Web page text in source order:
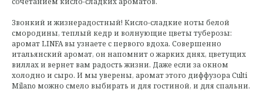
Звонкий и жизнерадостный! Кисло-сладкие ноты белой
смородины, теплый кедр и волнующие цветы туберозы:
аромат LINFA вы узнаете с первого вдоха. Совершенно
итальянский аромат, он напомнит о жарких днях, цветущих
виллах и вернет вам радость жизни. Даже если за окном
холодно и сыро. И мы уверены, аромат этого диффузора Culti
Milano можно смело выбирать и для гостиной, и для спальни.